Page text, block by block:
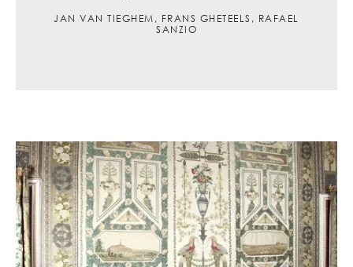
JAN VAN TIEGHEM, FRANS GHETEELS, RAFAEL
SANZIO